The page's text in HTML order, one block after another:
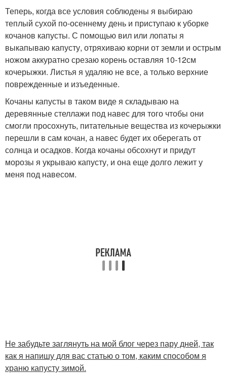
Теперь, когда все условия соблюдены я выбираю
теплый сухой по-осеннему день и приступаю к уборке
кочанов капусты. С помощью вил или лопаты я
выкапываю капусту, отряхиваю корни от земли и острым
ножом аккуратно срезаю корень оставляя 10-12см
кочерыжки. Листья я удаляю не все, а только верхние
поврежденные и изъеденные.
Кочаны капусты в таком виде я складываю на
деревянные стеллажи под навес для того чтобы они
смогли просохнуть, питательные вещества из кочерыжки
перешли в сам кочан, а навес будет их оберегать от
солнца и осадков. Когда кочаны обсохнут и придут
морозы я укрываю капусту, и она еще долго лежит у
меня под навесом.
Не забудьте заглянуть на мой блог через пару дней, так
как я напишу для вас статью о том, каким способом я
храню капусту зимой.